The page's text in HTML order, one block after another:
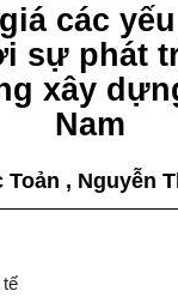
các
sự phát
xây
Nam
Toản , Nguyễn